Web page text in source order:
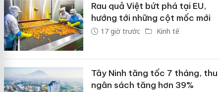
Rau quả Việt bứt phá tại EU,
hướng tới những cột mốc mới
17 giờ trước Kinh tế
Tây Ninh tăng tốc 7 tháng, thu
ngân sách tăng hơn 39%